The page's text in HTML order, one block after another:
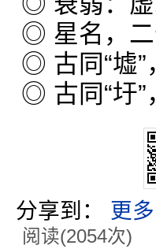
◎ 星名，二
◎ 古同“墟”
◎ 古同“圩”
分享到： 更多
阅读(2054次)